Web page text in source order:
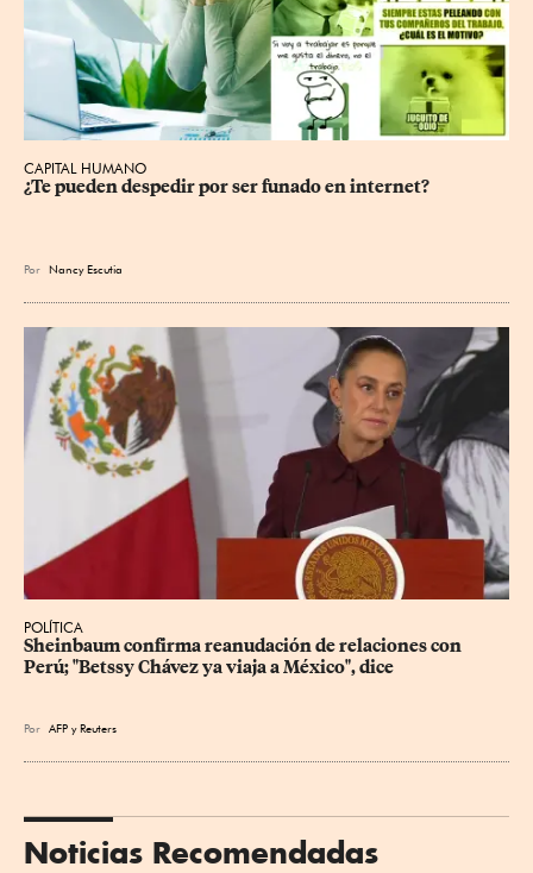
CAPITAL HUMANO
¿Te pueden despedir por ser funado en internet?
Por Nancy Escutia
POLÍTICA
Sheinbaum confirma reanudación de relaciones con
Perú; "Betssy Chávez ya viaja a México", dice
Por AFP yReuters
Noticias Recomendadas